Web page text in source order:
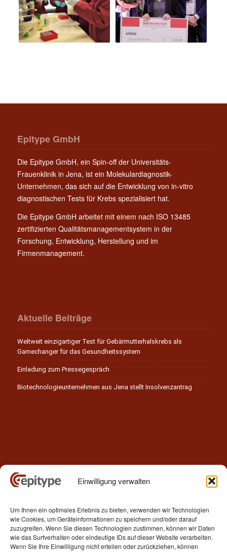
Einwilligung verwalten
Um Ihnen ein optimales Erlebnis zu bieten, verwenden wir Technologien
wie Cookies, um Geräteinformationen zu speichern und/oder darauf
zuzugreifen. Wenn Sie diesen Technologien zustimmen, können wir Daten
wie das Surfverhalten oder eindeutige IDs auf dieser Website verarbeiten.
Wenn Sie Ihre Einwilligung nicht erteilen oder zurückziehen, können
Epitype GmbH
Die Epitype GmbH, ein Spin-off der Universitäts-
Frauenklinik in Jena, ist ein Molekulardiagnostik-
Unternehmen, das sich auf die Entwicklung von in-vitro
diagnostischen Tests für Krebs spezialisiert hat.
Die Epitype GmbH arbeitet mit einem nach ISO 13485
zertifizierten Qualitätsmanagementsystem in der
Forschung, Entwicklung, Herstellung und im
Firmenmanagement.
Aktuelle Beiträge
Weltweit einzigartiger Test für Gebärmutterhalskrebs als
Gamechanger für das Gesundheitssystem
Einladung zum Pressegespräch
Biotechnologieunternehmen aus Jena stellt Insolvenzantrag
Kontakt
Epitype GmbH
Löbstedter Str. 41
07749 Jena
Germany